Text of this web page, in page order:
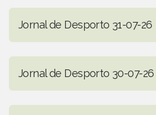
Jornal de Desporto 31-07-26
Jornal de Desporto 30-07-26